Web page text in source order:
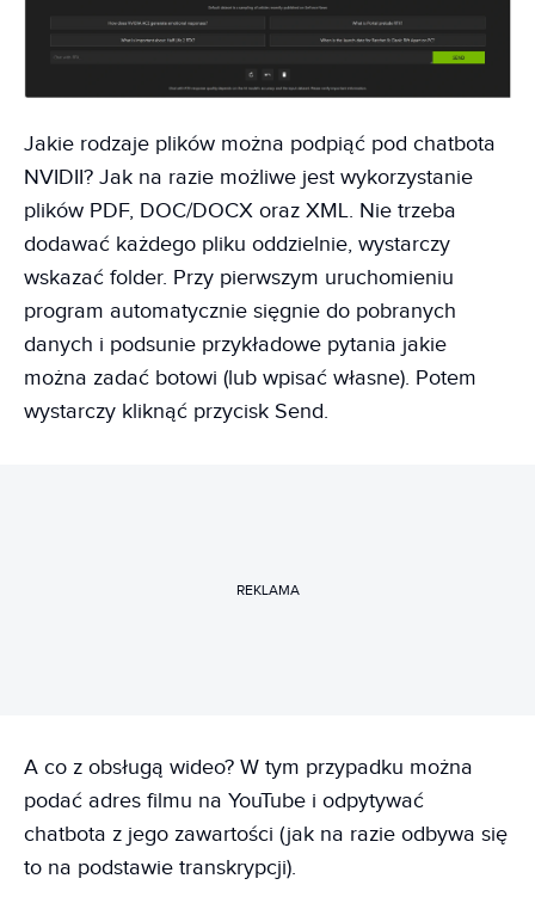
Jakie rodzaje plików można podpiąć pod chatbota
NVIDII? Jak na razie możliwe jest wykorzystanie
plików PDF, DOC/DOCX oraz XML. Nie trzeba
dodawać każdego pliku oddzielnie, wystarczy
wskazać folder. Przy pierwszym uruchomieniu
program automatycznie sięgnie do pobranych
danych i podsunie przykładowe pytania jakie
można zadać botowi (lub wpisać własne). Potem
wystarczy kliknąć przycisk Send.
REKLAMA
A co z obsługą wideo? W tym przypadku można
podać adres filmu na YouTube i odpytywać
chatbota z jego zawartości (jak na razie odbywa się
to na podstawie transkrypcji).